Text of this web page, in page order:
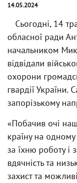
14.05.2024
Сьогодні, 14
обласної ради
начальником
відвідали
охорони
гвардії
запорізькому
«Побачив очі
країну на
за їхню роботу і
вдячність та
захист та